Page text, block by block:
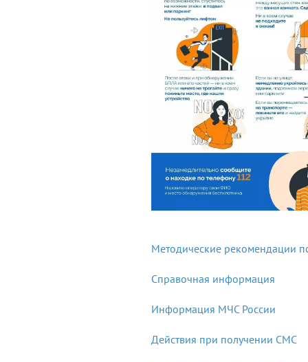
Методические рекомендации
Справочная информация
Информация МЧС России
Действия при получении СМС